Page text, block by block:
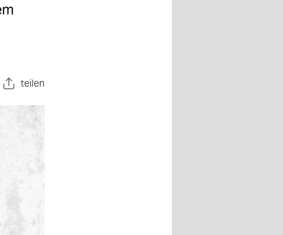
teilen